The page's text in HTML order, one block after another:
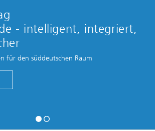
- intelligent, integriert,
für den süddeutschen Raum